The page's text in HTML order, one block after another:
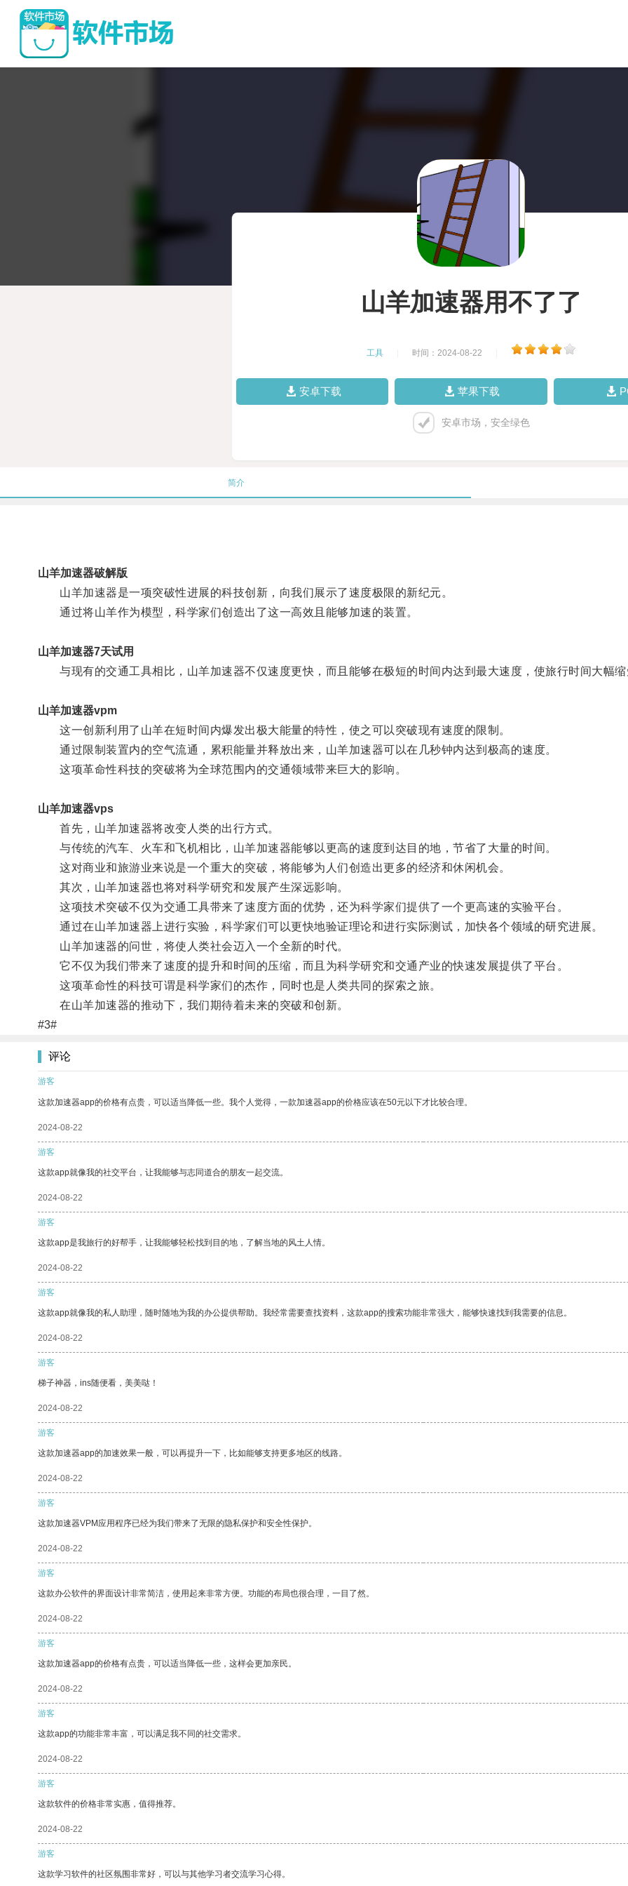
山羊加速器用不了了
工具 时间：2024-08-22
安卓下载 苹果下载
安卓市场，安全绿色
简介
山羊加速器破解版
山羊加速器是一项突破性进展的科技创新，向我们展示了速度极限的新纪元。
通过将山羊作为模型，科学家们创造出了这一高效且能够加速的装置。
山羊加速器7天试用
与现有的交通工具相比，山羊加速器不仅速度更快，而且能够在极短的时间内达到最大速度，使旅行时间大幅
山羊加速器vpm
这一创新利用了山羊在短时间内爆发出极大能量的特性，使之可以突破现有速度的限制。
通过限制装置内的空气流通，累积能量并释放出来，山羊加速器可以在几秒钟内达到极高的速度。
这项革命性科技的突破将为全球范围内的交通领域带来巨大的影响。
山羊加速器vps
首先，山羊加速器将改变人类的出行方式。
与传统的汽车、火车和飞机相比，山羊加速器能够以更高的速度到达目的地，节省了大量的时间。
这对商业和旅游业来说是一个重大的突破，将能够为人们创造出更多的经济和休闲机会。
其次，山羊加速器也将对科学研究和发展产生深远影响。
这项技术突破不仅为交通工具带来了速度方面的优势，还为科学家们提供了一个更高速的实验平台。
通过在山羊加速器上进行实验，科学家们可以更快地验证理论和进行实际测试，加快各个领域的研究进展。
山羊加速器的问世，将使人类社会迈入一个全新的时代。
它不仅为我们带来了速度的提升和时间的压缩，而且为科学研究和交通产业的快速发展提供了平台。
这项革命性的科技可谓是科学家们的杰作，同时也是人类共同的探索之旅。
在山羊加速器的推动下，我们期待着未来的突破和创新。
#3#
评论
游客
这款加速器app的价格有点贵，可以适当降低一些。我个人觉得，一款加速器app的价格应该在50元以下才比较合理。
2024-08-22
游客
这款app就像我的社交平台，让我能够与志同道合的朋友一起交流。
2024-08-22
游客
这款app是我旅行的好帮手，让我能够轻松找到目的地，了解当地的风土人情。
2024-08-22
游客
这款app就像我的私人助理，随时随地为我的办公提供帮助。我经常需要查找资料，这款app的搜索功能非常强大，能够快速找到我需要的信息。
2024-08-22
游客
梯子神器，ins随便看，美美哒！
2024-08-22
游客
这款加速器app的加速效果一般，可以再提升一下，比如能够支持更多地区的线路。
2024-08-22
游客
这款加速器VPM应用程序已经为我们带来了无限的隐私保护和安全性保护。
2024-08-22
游客
这款办公软件的界面设计非常简洁，使用起来非常方便。功能的布局也很合理，一目了然。
2024-08-22
游客
这款加速器app的价格有点贵，可以适当降低一些，这样会更加亲民。
2024-08-22
游客
这款app的功能非常丰富，可以满足我不同的社交需求。
2024-08-22
游客
这款软件的价格非常实惠，值得推荐。
2024-08-22
游客
这款学习软件的社区氛围非常好，可以与其他学习者交流学习心得。